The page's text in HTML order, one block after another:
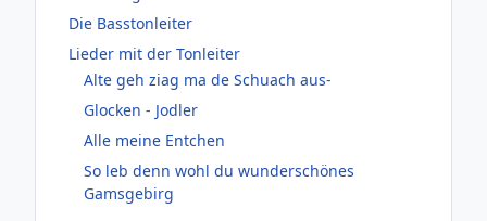
Die Basstonleiter
Lieder mit der Tonleiter
Alte geh ziag ma de Schuach aus-
Glocken - Jodler
Alle meine Entchen
So leb denn wohl du wunderschönes
Gamsgebirg